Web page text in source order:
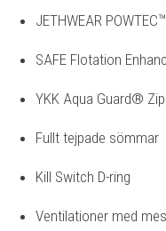
JETHWEAR
SAFE Flotation
YKK Aqua Guard®
Fullt tejpade sömmar
Kill Switch D-ring
Ventilationer med